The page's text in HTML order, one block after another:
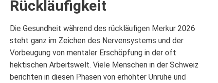
Rückläufigkeit
Die Gesundheit während des rückläufigen Merkur 2026
steht ganz im Zeichen des Nervensystems und der
Vorbeugung von mentaler Erschöpfung in der oft
hektischen Arbeitswelt. Viele Menschen in der Schweiz
berichten in diesen Phasen von erhöhter Unruhe und